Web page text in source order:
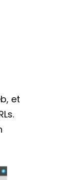
et